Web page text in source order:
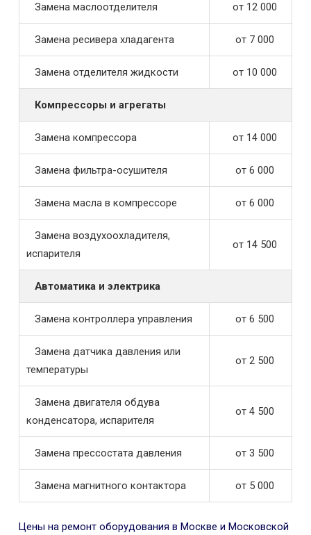
Замена маслоотделителя от 12 000
Замена ресивера хладагента от 7 000
Замена отделителя жидкости от 10 000
Компрессоры и агрегаты
Замена компрессора от 14 000
Замена фильтра-осушителя от 6 000
Замена масла в компрессоре от 6 000
Замена воздухоохладителя,
испарителя
от 14 500
Автоматика и электрика
Замена контроллера управления от 6 500
Замена датчика давления или
температуры
от 2 500
Замена двигателя обдува
конденсатора, испарителя
от 4 500
Замена прессостата давления от 3 500
Замена магнитного контактора от 5 000
Цены на ремонт оборудования в Москве и Московской